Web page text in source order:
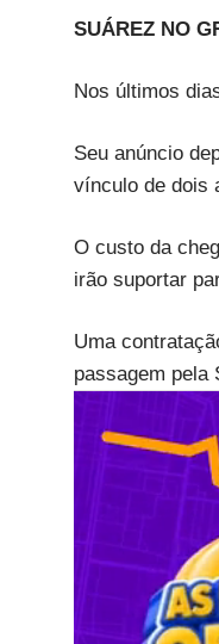
SUÁREZ NO
Nos últimos
Seu anúncio
vínculo de dois
O custo da
irão suportar
Uma
passagem pela